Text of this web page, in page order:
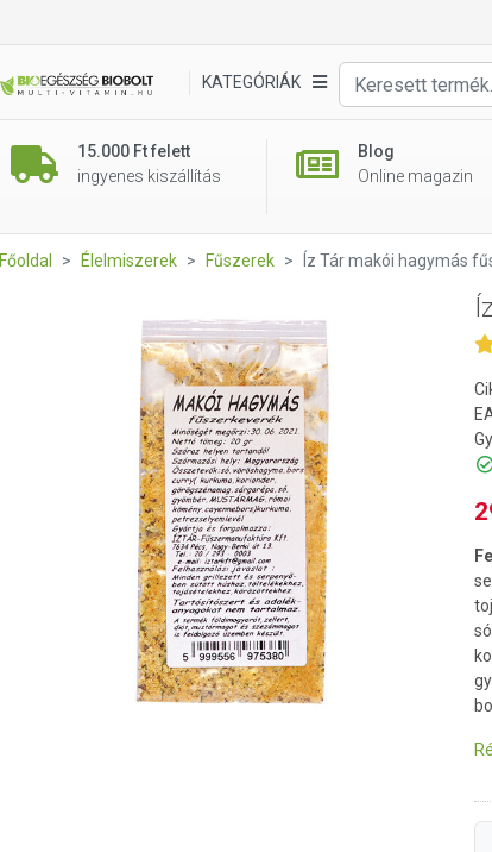
KATEGÓRIÁK
15.000 Ft felett
ingyenes kiszállítás
Blog
Online magazin
Főoldal Élelmiszerek Fűszerek Íz Tár makói hagymás